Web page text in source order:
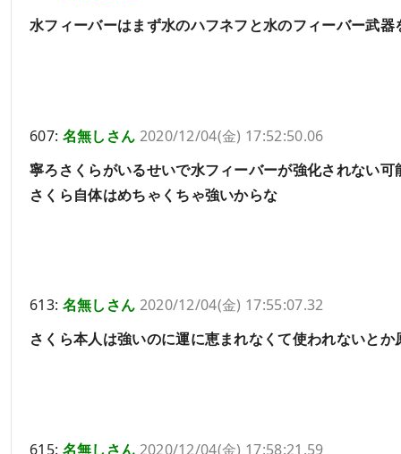
水フィーバーはまず水のハフネフと水のフィーバー武
607: 名無しさん 2020/12/04(金) 17:52:50.06
寧ろさくらがいるせいで水フィーバーが強化されない可
さくら自体はめちゃくちゃ強いからな
613: 名無しさん 2020/12/04(金) 17:55:07.32
さくら本人は強いのに運に恵まれなくて使われないと
615: 名無しさん 2020/12/04(金) 17:58:21.59